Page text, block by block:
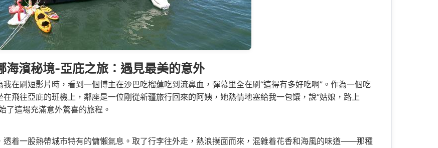
濱秘境-亞庇之旅：遇見最美的意外
刷短影片時，看到一個博主在沙巴吃榴蓮吃到流鼻血，彈幕里全在刷“這得有多好吃啊”。作為一個吃
飛往亞庇的班機上，鄰座是一位剛從新疆旅行回來的阿姨，她熱情地塞給我一包馕，說“姑娘，路上
了這場充滿意外驚喜的旅程。
着一股熱帶城市特有的慵懶氣息。取了行李往外走，熱浪撲面而來，混雜着花香和海風的味道——那種